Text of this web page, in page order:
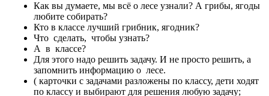
Как вы думаете, мы всё о лесе узнали? А грибы, ягоды
любите собирать?
Кто в классе лучший грибник, ягодник?
Что сделать, чтобы узнать?
А в классе?
Для этого надо решить задачу. И не просто решить, а
запомнить информацию о лесе.
( карточки с задачами разложены по классу, дети ходят
по классу и выбирают для решения любую задачу;